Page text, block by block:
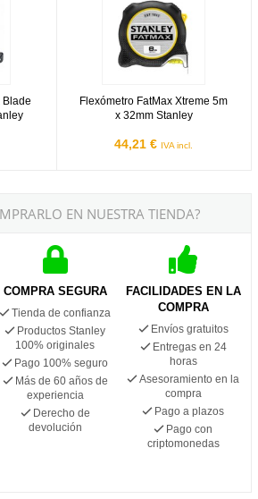
Blade
Flexómetro FatMax Xtreme 5m
x 32mm Stanley
44,21 € IVA incl.
EN NUESTRA TIENDA?
COMPRA SEGURA
Tienda de confianza
Productos Stanley
100% originales
Pago 100% seguro
Más de 60 años de
experiencia
Derecho de
devolución
FACILIDADES EN LA
COMPRA
Envíos gratuitos
Entregas en 24
horas
Asesoramiento en la
compra
Pago a plazos
Pago con
criptomonedas